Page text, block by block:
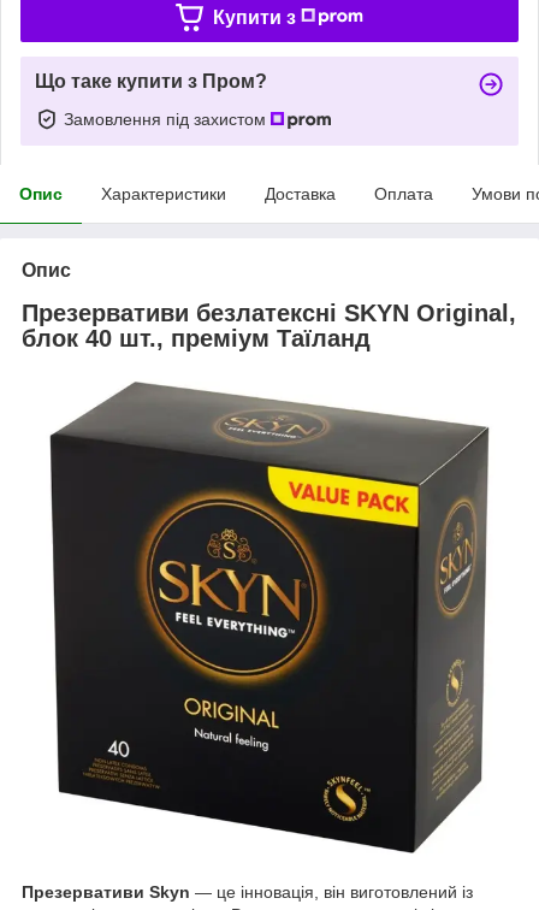
Купити з
Що таке купити з Пром?
Замовлення під захистом
Опис Характеристики Доставка Оплата Умови
Опис
Презервативи безлатексні SKYN Original,
блок 40 шт., преміум Таїланд
Презервативи Skyn — це інновація, він виготовлений із